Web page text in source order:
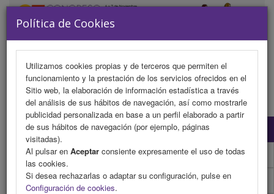
Política de Cookies
Utilizamos cookies propias y de terceros que permiten el
funcionamiento y la prestación de los servicios ofrecidos en el
Sitio web, la elaboración de información estadística a través
del análisis de sus hábitos de navegación, así como mostrarle
publicidad personalizada en base a un perfil elaborado a partir
de sus hábitos de navegación (por ejemplo, páginas
visitadas).
Al pulsar en Aceptar consiente expresamente el uso de todas
las cookies.
Si desea rechazarlas o adaptar su configuración, pulse en
Configuración de cookies.
MENU
Programa científico
Programa científico (PDF)
Normativa comunicaciones